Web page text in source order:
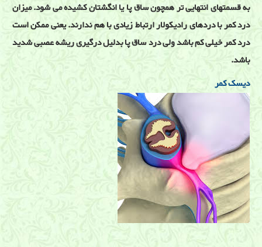
به قسمتهای انتهایی تر همچون ساق پا یا انگشتان کشیده می شود. میزان
درد کمر با دردهای رادیکولار ارتباط زیادی با هم ندارند. یعنی ممکن است
درد کمر خیلی کم باشد ولی درد ساق پا بدلیل درگیری ریشه عصبی شدید
باشد.
دیسک کمر